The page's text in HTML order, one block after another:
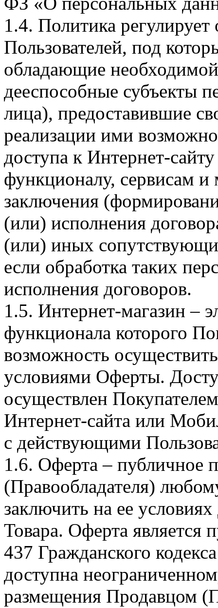
1.4. Политика
Пользователей, под
обладающие
дееспособные субъекты
лица), предоставившие
реализации ими
доступа к Интернет-
функционалу, сервисам и
заключения
(или) исполнения
(или) иных
если обработка таких
исполнения договоров.
1.5. Интернет-магазин –
функционала которого
возможность
условиями Оферты.
осуществлен
Интернет-сайта или
с действующими
1.6. Оферта – публичное
(Правообладателя)
заключить на ее
Товара. Оферта является
437 Гражданского
доступна
размещения Продавцом